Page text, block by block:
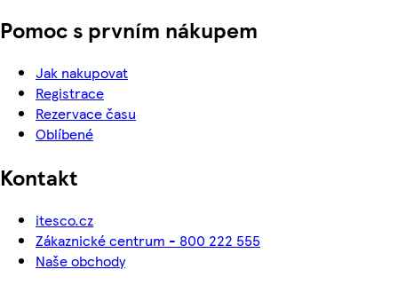
Pomoc s prvním nákupem
Jak nakupovat
Registrace
Rezervace času
Oblíbené
Kontakt
itesco.cz
Zákaznické centrum - 800 222 555
Naše obchody